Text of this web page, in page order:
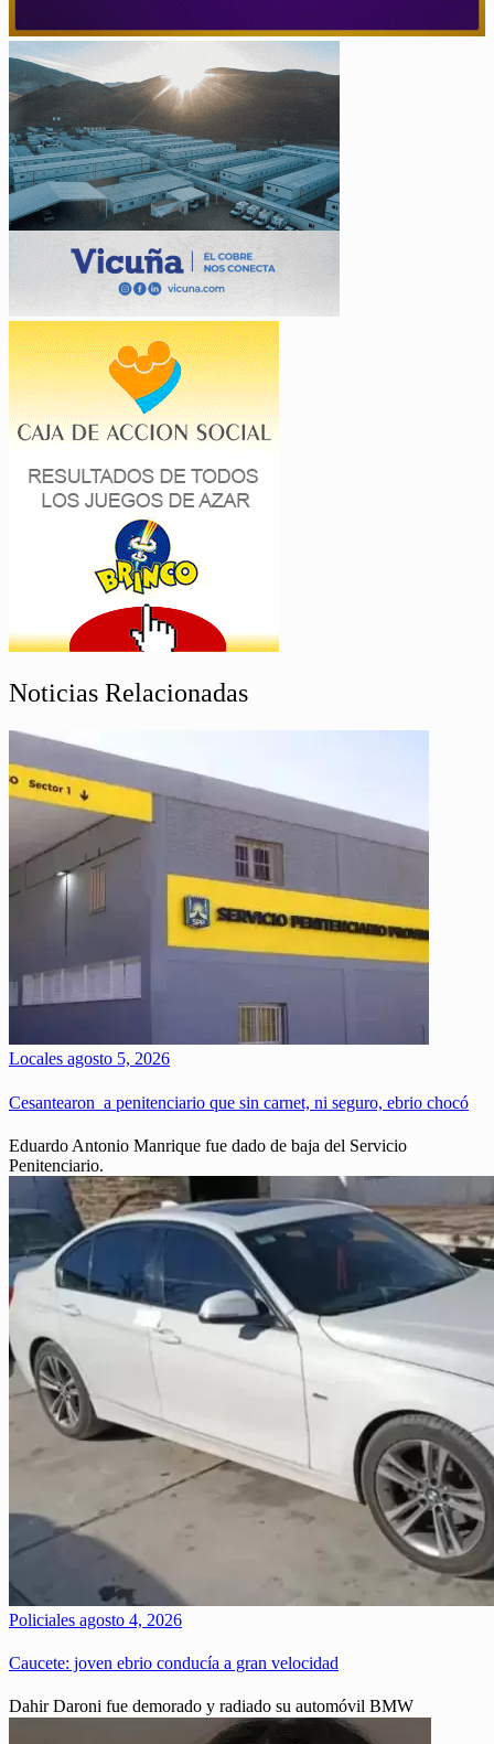
Noticias Relacionadas
Locales agosto 5, 2026
Cesantearon a penitenciario que sin carnet, ni seguro, ebrio chocó
Eduardo Antonio Manrique fue dado de baja del Servicio
Penitenciario.
Policiales agosto 4, 2026
Caucete: joven ebrio conducía a gran velocidad
Dahir Daroni fue demorado y radiado su automóvil BMW